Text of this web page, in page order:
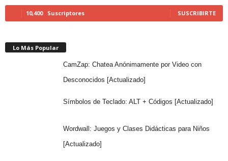
10,400 Suscriptores SUSCRIBIRTE
Lo Más Popular
CamZap: Chatea Anónimamente por Video con
Desconocidos [Actualizado]
Símbolos de Teclado: ALT + Códigos [Actualizado]
Wordwall: Juegos y Clases Didácticas para Niños
[Actualizado]